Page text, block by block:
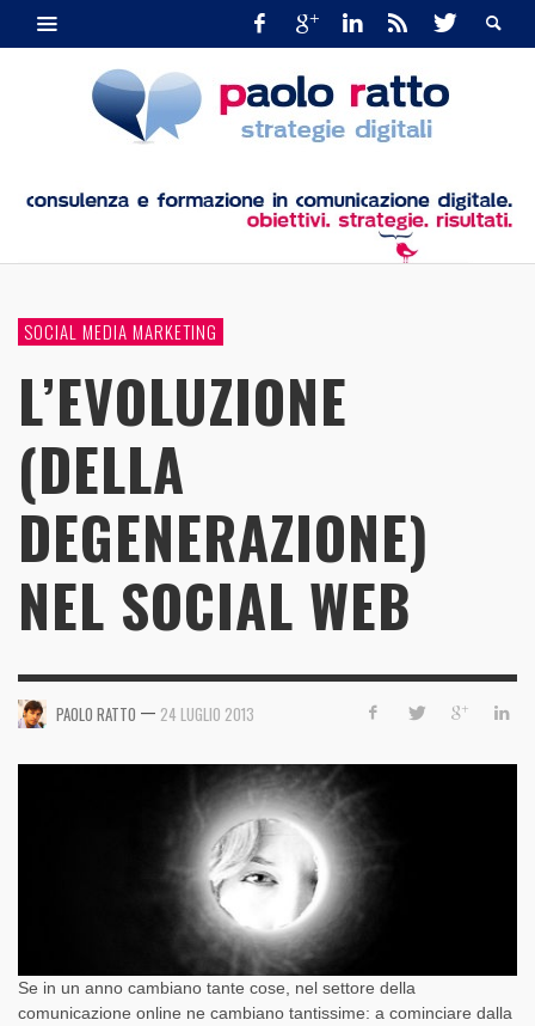
SOCIAL MEDIA MARKETING
L’EVOLUZIONE
(DELLA
DEGENERAZIONE)
NEL SOCIAL WEB
PAOLO RATTO — 24 LUGLIO 2013
Se in un anno cambiano tante cose, nel settore della
comunicazione online ne cambiano tantissime: a cominciare dalla